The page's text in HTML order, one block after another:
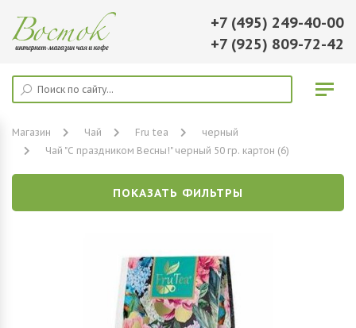
+7 (495) 249-40-00
+7 (925) 809-72-42
Магазин Чай Fru tea
черный
Чай "С праздником Весны!" черный 50 гр. картон (6)
ПОКАЗАТЬ ФИЛЬТРЫ